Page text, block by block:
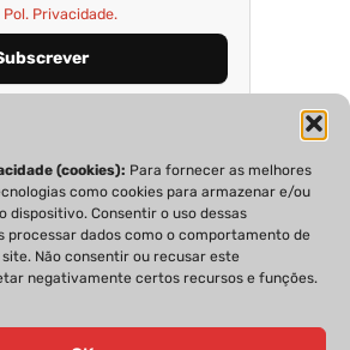
(cookies): Para fornecer as melhores
como cookies para armazenar e/ou
dispositivo. Consentir o uso dessas
dados como o comportamento de
Não consentir ou recusar este
negativamente certos recursos e funções.
Pol. Privacidade.
TÉCNICA
ESTATUTO EDITORIAL